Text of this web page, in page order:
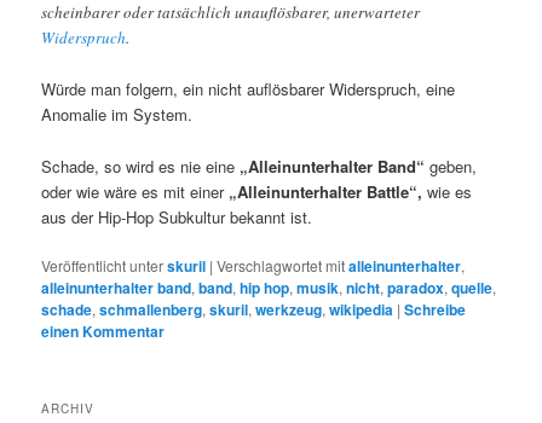
scheinbarer oder tatsächlich unauflösbarer, unerwarteter
Widerspruch.
Würde man folgern, ein nicht auflösbarer Widerspruch, eine
Anomalie im System.
Schade, so wird es nie eine „Alleinunterhalter Band“ geben,
oder wie wäre es mit einer „Alleinunterhalter Battle“,wie es
aus der Hip-Hop Subkultur bekannt ist.
Veröffentlicht unterskuril |Verschlagwortet mitalleinunterhalter,
alleinunterhalter band,band,hip hop,musik,nicht,paradox,quelle,
schade,schmallenberg,skuril,werkzeug,wikipedia |Schreibe
einen Kommentar
ARCHIV